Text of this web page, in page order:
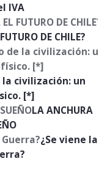
IVA
DE CHILE?
civilización: un
[*]
LA ANCHURA
¿Se viene la